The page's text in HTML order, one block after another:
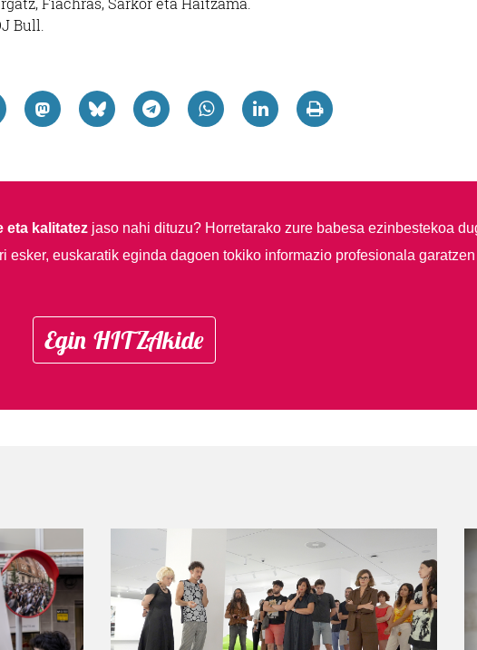
Bull.
eta kalitatezjaso nahi dituzu? Horretarako zure babesa ezinbestekoa
esker, euskaratik eginda dagoen tokiko informazio profesionala garatzen
Egin HITZAkide